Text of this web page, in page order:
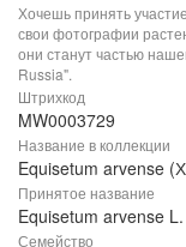
Хочешь принять
свои фотографии
они станут частью
Russia".
Штрихкод
MW0003729
Название в коллекции
Equisetum arvense
Принятое название
Equisetum arvense
Семейство